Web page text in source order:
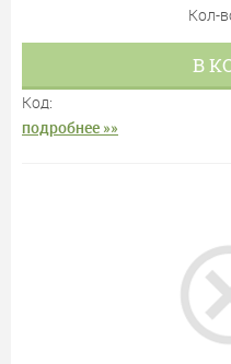
Кол-
В
Код:
подробнее »»